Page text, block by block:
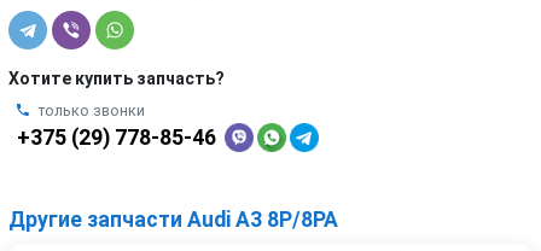
Хотите купить запчасть?
только звонки
+375 (29) 778-85-46
Другие запчасти Audi A3 8P/8PA